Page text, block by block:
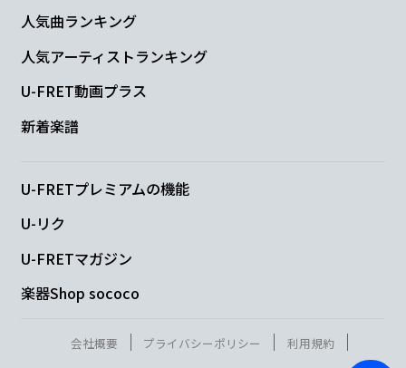
人気曲ランキング
人気アーティストランキング
U-FRET動画プラス
新着楽譜
U-FRETプレミアムの機能
U-リク
U-FRETマガジン
楽器Shop sococo
会社概要 プライバシーポリシー 利用規約